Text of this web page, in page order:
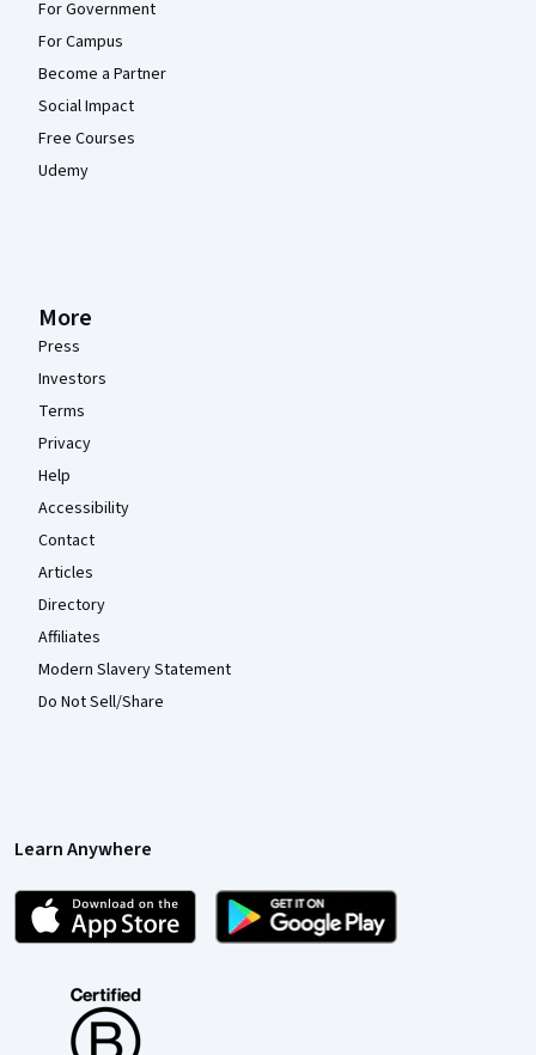
For Government
For Campus
Become a Partner
Social Impact
Free Courses
Udemy
More
Press
Investors
Terms
Privacy
Help
Accessibility
Contact
Articles
Directory
Affiliates
Modern Slavery Statement
Do Not Sell/Share
Learn Anywhere